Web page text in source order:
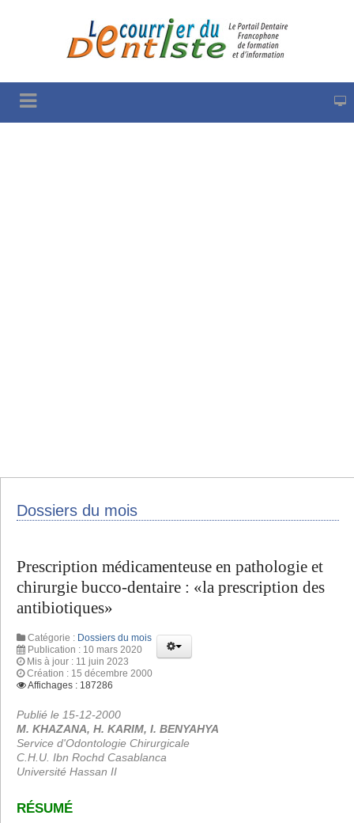
Dossiers du mois
Prescription médicamenteuse en pathologie et
chirurgie bucco-dentaire : «la prescription des
antibiotiques»
Catégorie : Dossiers du mois
Publication : 10 mars 2020
Mis à jour : 11 juin 2023
Création : 15 décembre 2000
Affichages : 187286
Publié le 15-12-2000
M. KHAZANA, H. KARIM, I. BENYAHYA
Service d'Odontologie Chirurgicale
C.H.U. Ibn Rochd Casablanca
Université Hassan II
RÉSUMÉ